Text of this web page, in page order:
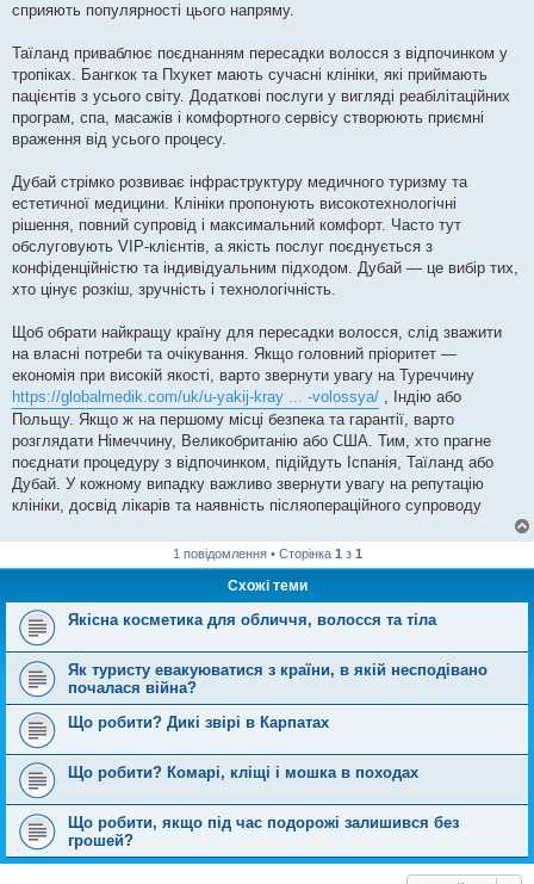
сприяють популярності цього напряму.
Таїланд приваблює поєднанням пересадки волосся з відпочинком у
тропіках. Бангкок та Пхукет мають сучасні клініки, які приймають
пацієнтів з усього світу. Додаткові послуги у вигляді реабілітаційних
програм, спа, масажів і комфортного сервісу створюють приємні
враження від усього процесу.
Дубай стрімко розвиває інфраструктуру медичного туризму та
естетичної медицини. Клініки пропонують високотехнологічні
рішення, повний супровід і максимальний комфорт. Часто тут
обслуговують VIP-клієнтів, а якість послуг поєднується з
конфіденційністю та індивідуальним підходом. Дубай — це вибір тих,
хто цінує розкіш, зручність і технологічність.
Щоб обрати найкращу країну для пересадки волосся, слід зважити
на власні потреби та очікування. Якщо головний пріоритет —
економія при високій якості, варто звернути увагу на Туреччину
https://globalmedik.com/uk/u-yakij-kray ... -volossya/ , Індію або
Польщу. Якщо ж на першому місці безпека та гарантії, варто
розглядати Німеччину, Великобританію або США. Тим, хто прагне
поєднати процедуру з відпочинком, підійдуть Іспанія, Таїланд або
Дубай. У кожному випадку важливо звернути увагу на репутацію
клініки, досвід лікарів та наявність післяопераційного супроводу
1 повідомлення • Сторінка 1 з 1
Схожі теми
Якісна косметика для обличчя, волосся та тіла
Як туристу евакуюватися з країни, в якій несподівано
почалася війна?
Що робити? Дикі звірі в Карпатах
Що робити? Комарі, кліщі і мошка в походах
Що робити, якщо під час подорожі залишився без
грошей?